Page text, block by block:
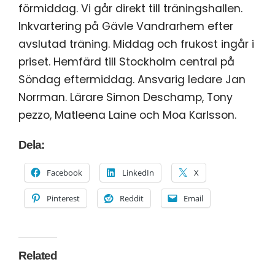
förmiddag. Vi går direkt till träningshallen.
Inkvartering på Gävle Vandrarhem efter
avslutad träning. Middag och frukost ingår i
priset. Hemfärd till Stockholm central på
Söndag eftermiddag. Ansvarig ledare Jan
Norrman. Lärare Simon Deschamp, Tony
pezzo, Matleena Laine och Moa Karlsson.
Dela:
Facebook LinkedIn X
Pinterest Reddit Email
Related